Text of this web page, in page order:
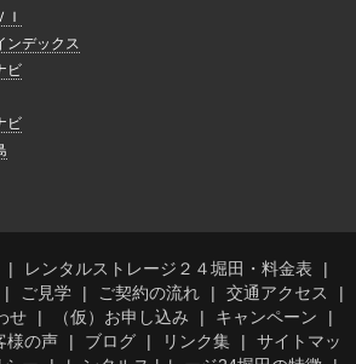
ンデックス
ビ
ビ
レンタルストレージ２４堀田・料金表
ご見学 ご契約の流れ
交通アクセス
せ （仮）お申し込み
キャンペーン
様の声 ブログ リンク集
サイトマッ